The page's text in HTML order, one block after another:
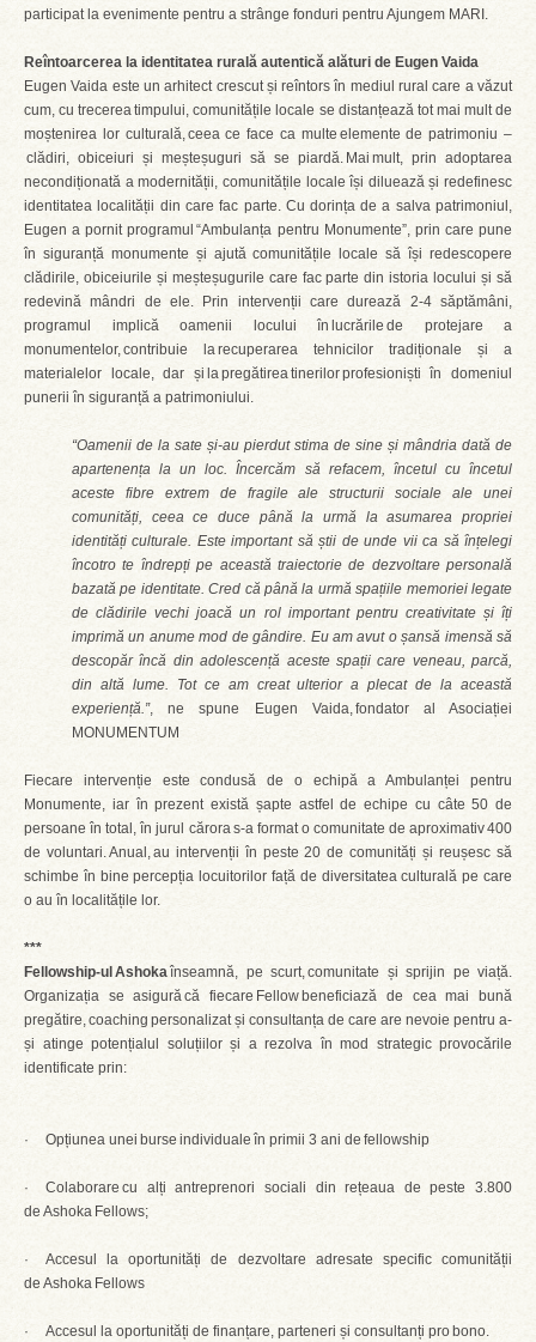
participat la evenimente pentru a strânge fonduri pentru Ajungem MARI.
Reîntoarcerea la identitatea rurală autentică alături de Eugen Vaida
Eugen Vaida este un arhitect crescut și reîntors în mediul rural care a văzut
cum, cu trecerea timpului, comunitățile locale se distanțează tot mai mult de
moștenirea lor culturală, ceea ce face ca multe elemente de patrimoniu –
clădiri, obiceiuri și meșteșuguri să se piardă. Mai mult, prin adoptarea
necondiționată a modernității, comunitățile locale își diluează și redefinesc
identitatea localității din care fac parte. Cu dorința de a salva patrimoniul,
Eugen a pornit programul “Ambulanța pentru Monumente”, prin care pune
în siguranță monumente și ajută comunitățile locale să își redescopere
clădirile, obiceiurile și meșteșugurile care fac parte din istoria locului și să
redevină mândri de ele. Prin intervenții care durează 2-4 săptămâni,
programul implică oamenii locului în lucrările de protejare a
monumentelor, contribuie la recuperarea tehnicilor tradiționale și a
materialelor locale, dar și la pregătirea tinerilor profesioniști în domeniul
punerii în siguranță a patrimoniului.
“Oamenii de la sate și-au pierdut stima de sine și mândria dată de
apartenența la un loc. Încercăm să refacem, încetul cu încetul
aceste fibre extrem de fragile ale structurii sociale ale unei
comunități, ceea ce duce până la urmă la asumarea propriei
identități culturale. Este important să știi de unde vii ca să înțelegi
încotro te îndrepți pe această traiectorie de dezvoltare personală
bazată pe identitate. Cred că până la urmă spațiile memoriei legate
de clădirile vechi joacă un rol important pentru creativitate și îți
imprimă un anume mod de gândire. Eu am avut o șansă imensă să
descopăr încă din adolescență aceste spații care veneau, parcă,
din altă lume. Tot ce am creat ulterior a plecat de la această
experiență.”, ne spune Eugen Vaida, fondator al Asociației
MONUMENTUM
Fiecare intervenție este condusă de o echipă a Ambulanței pentru
Monumente, iar în prezent există șapte astfel de echipe cu câte 50 de
persoane în total, în jurul cărora s-a format o comunitate de aproximativ 400
de voluntari. Anual, au intervenții în peste 20 de comunități și reușesc să
schimbe în bine percepția locuitorilor față de diversitatea culturală pe care
o au în localitățile lor.
***
Fellowship-ul Ashokaînseamnă, pe scurt, comunitate și sprijin pe viață.
Organizația se asigură că fiecare Fellow beneficiază de cea mai bună
pregătire, coaching personalizat și consultanța de care are nevoie pentru a-
și atinge potențialul soluțiilor și a rezolva în mod strategic provocările
identificate prin:
· Opțiunea unei burse individuale în primii 3 ani de fellowship
· Colaborare cu alți antreprenori sociali din rețeaua de peste 3.800
de Ashoka Fellows;
· Accesul la oportunități de dezvoltare adresate specific comunității
de Ashoka Fellows
· Accesul la oportunități de finanțare, parteneri și consultanți pro bono.